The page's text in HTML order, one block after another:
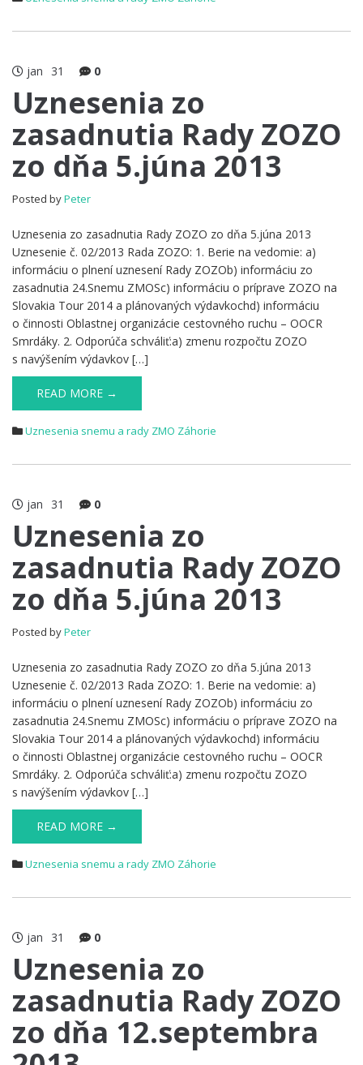
jan 31 0
Uznesenia zo
zasadnutia Rady ZOZO
zo dňa 5.júna 2013
Posted byPeter
Uznesenia zo zasadnutia Rady ZOZO zo dňa 5.júna 2013
Uznesenie č. 02/2013 Rada ZOZO: 1. Berie na vedomie: a)
informáciu o plnení uznesení Rady ZOZOb) informáciu zo
zasadnutia 24.Snemu ZMOSc) informáciu o príprave ZOZO na
Slovakia Tour 2014 a plánovaných výdavkochd) informáciu
o činnosti Oblastnej organizácie cestovného ruchu – OOCR
Smrdáky. 2. Odporúča schváliť:a) zmenu rozpočtu ZOZO
s navýšením výdavkov […]
READ MORE →
Uznesenia snemu a rady ZMO Záhorie
jan 31 0
Uznesenia zo
zasadnutia Rady ZOZO
zo dňa 5.júna 2013
Posted byPeter
Uznesenia zo zasadnutia Rady ZOZO zo dňa 5.júna 2013
Uznesenie č. 02/2013 Rada ZOZO: 1. Berie na vedomie: a)
informáciu o plnení uznesení Rady ZOZOb) informáciu zo
zasadnutia 24.Snemu ZMOSc) informáciu o príprave ZOZO na
Slovakia Tour 2014 a plánovaných výdavkochd) informáciu
o činnosti Oblastnej organizácie cestovného ruchu – OOCR
Smrdáky. 2. Odporúča schváliť:a) zmenu rozpočtu ZOZO
s navýšením výdavkov […]
READ MORE →
Uznesenia snemu a rady ZMO Záhorie
jan 31 0
Uznesenia zo
zasadnutia Rady ZOZO
zo dňa 12.septembra